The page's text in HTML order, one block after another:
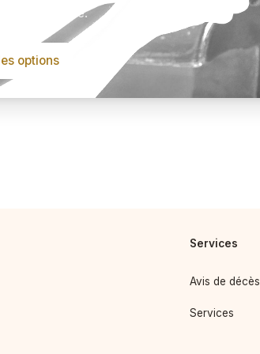
qui compte.
options
Services
Avis de décès
Services